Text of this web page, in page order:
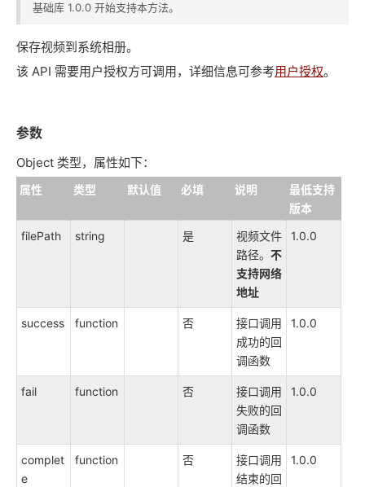
基础库 1.0.0 开始支持本方法。
保存视频到系统相册。
该 API 需要用户授权方可调用，详细信息可参考用户授权。
参数
Object 类型，属性如下：
属性 类型 默认值 必填 说明
最低支持
版本
filePath
string 是
视频文件
路径。 不
支持网络
地址
1.0.0
success function 否
接口调用
成功的回
调函数
1.0.0
fail function 否
接口调用
失败的回
调函数
1.0.0
complet
e
function 否
接口调用
结束的回
1.0.0